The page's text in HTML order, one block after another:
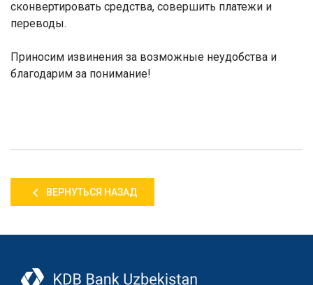
сконвертировать средства, совершить платежи и
переводы.
Приносим извинения за возможные неудобства и
благодарим за понимание!
ВЕРНУТЬСЯ НАЗАД